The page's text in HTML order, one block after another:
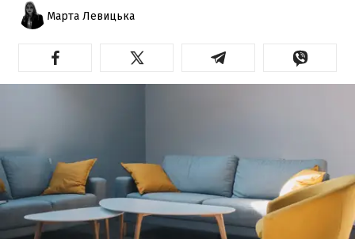
Марта Левицька